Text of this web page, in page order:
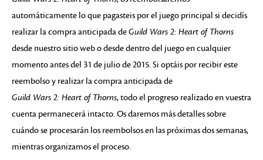
automáticamente lo que pagasteis por el juego principal si decidís
realizar la compra anticipada deGuild Wars 2: Heart of Thorns
desde nuestro sitio web o desde dentro del juego en cualquier
momento antes del 31 de julio de 2015. Si optáis por recibir este
reembolso y realizar la compra anticipada de
Guild Wars 2: Heart of Thorns, todo el progreso realizado en vuestra
cuenta permanecerá intacto. Os daremos más detalles sobre
cuándo se procesarán los reembolsos en las próximas dos semanas,
mientras organizamos el proceso.